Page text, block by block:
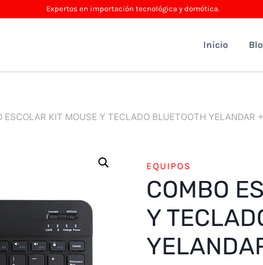
Expertos en importación tecnológica y domótica.
Inicio
ESCOLAR KIT MOUSE Y TECLADO BLUETOOTH
EQUIPOS
COMBO
Y